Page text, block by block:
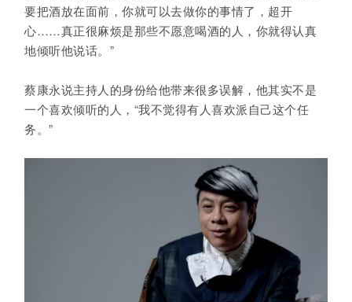
要把酒放在面前，你就可以去做你的事情了，超开
心……真正很麻烦是那些不愿意喝酒的人，你就得认真
地倾听他说话。”
蔡康永说主持人的身份给他带来很多误解，他其实不是
一个喜欢倾听的人，“我不觉得有人喜欢派自己这个任
务。”